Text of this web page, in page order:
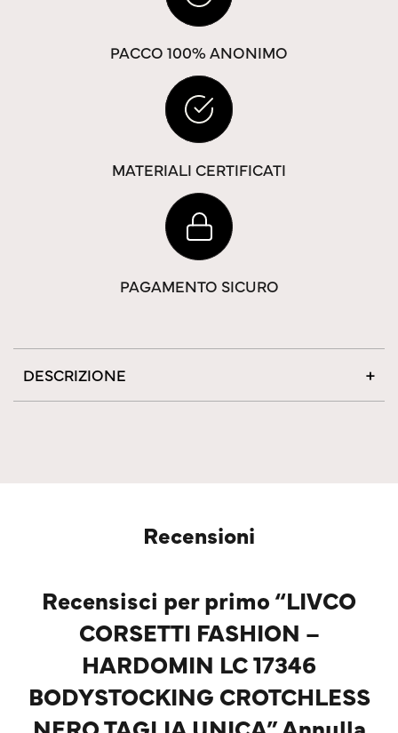
PACCO 100% ANONIMO
MATERIALI CERTIFICATI
PAGAMENTO SICURO
DESCRIZIONE
Recensioni
Recensisci per primo “LIVCO
CORSETTI FASHION –
HARDOMIN LC 17346
BODYSTOCKING CROTCHLESS